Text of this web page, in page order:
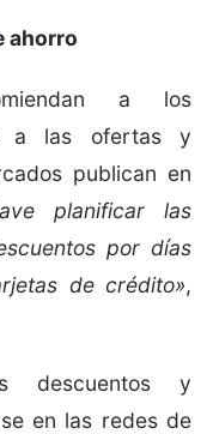
ahorro
a los
a las ofertas y
publican en
planificar las
por días
de crédito»,
descuentos y
en las redes de